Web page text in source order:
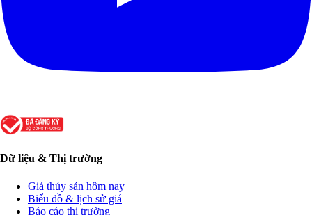
Dữ liệu & Thị trường
Giá thủy sản hôm nay
Biểu đồ & lịch sử giá
Báo cáo thị trường